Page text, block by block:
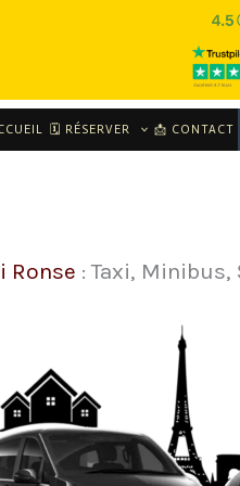
🗓 RÉSERVER 📩 CONTACT
Ronse : Taxi,